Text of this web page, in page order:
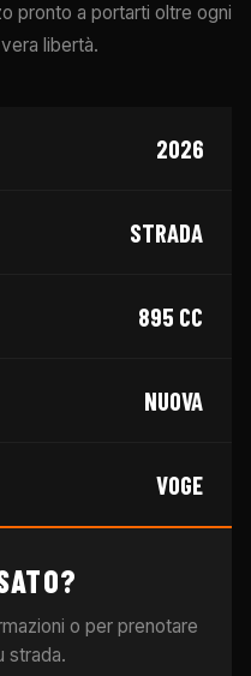
pronto a portarti oltre ogni
libertà.
2026
STRADA
895 CC
NUOVA
VOGE
o per prenotare
strada.